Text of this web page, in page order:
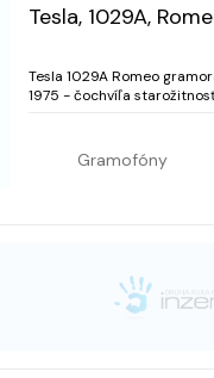
Tesla, 1029A,
Tesla 1029A Romeo gramorádio Názov 1029A Model Romeo Výrobca Tesla
1975 - čochvíľa starožitnosť Typ Gramorádio Vlnové
Gramofóny